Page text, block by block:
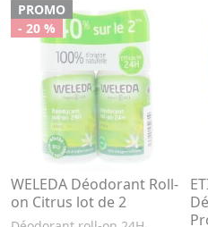
PROMO
- 20 %
WELEDA Déodorant Roll-
on Citrus lot de 2